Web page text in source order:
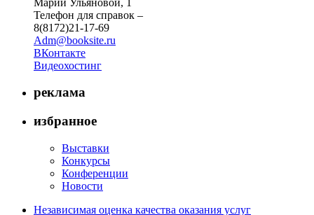
Телефон для справок –
8(8172)21-17-69
Adm@booksite.ru
ВКонтакте
Видеохостинг
реклама
избранное
Выставки
Конкурсы
Конференции
Новости
Независимая оценка качества оказания услуг